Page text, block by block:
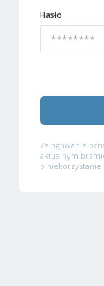
Hasło
Zalogowanie
aktualnym
o niekorzystanie